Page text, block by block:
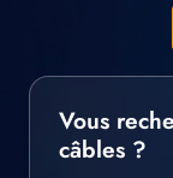
Vous
câbles ?